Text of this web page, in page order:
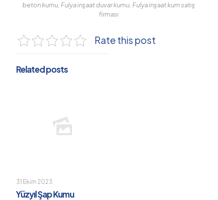
beton kumu, Fulya inşaat duvar kumu, Fulya inşaat kum satış
firması
Rate this post
Related posts
31 Ekim 2023
Yüzyıl Şap Kumu